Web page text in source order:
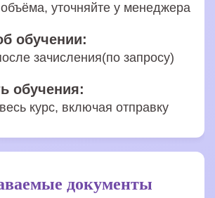
уточняйте у менеджера
обучении:
зачисления(по запросу)
обучения:
курс, включая отправку
документы